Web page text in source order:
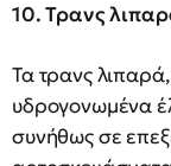
10. Τρανς
Τα τρανς
υδρογονωμένα
συνήθως σε